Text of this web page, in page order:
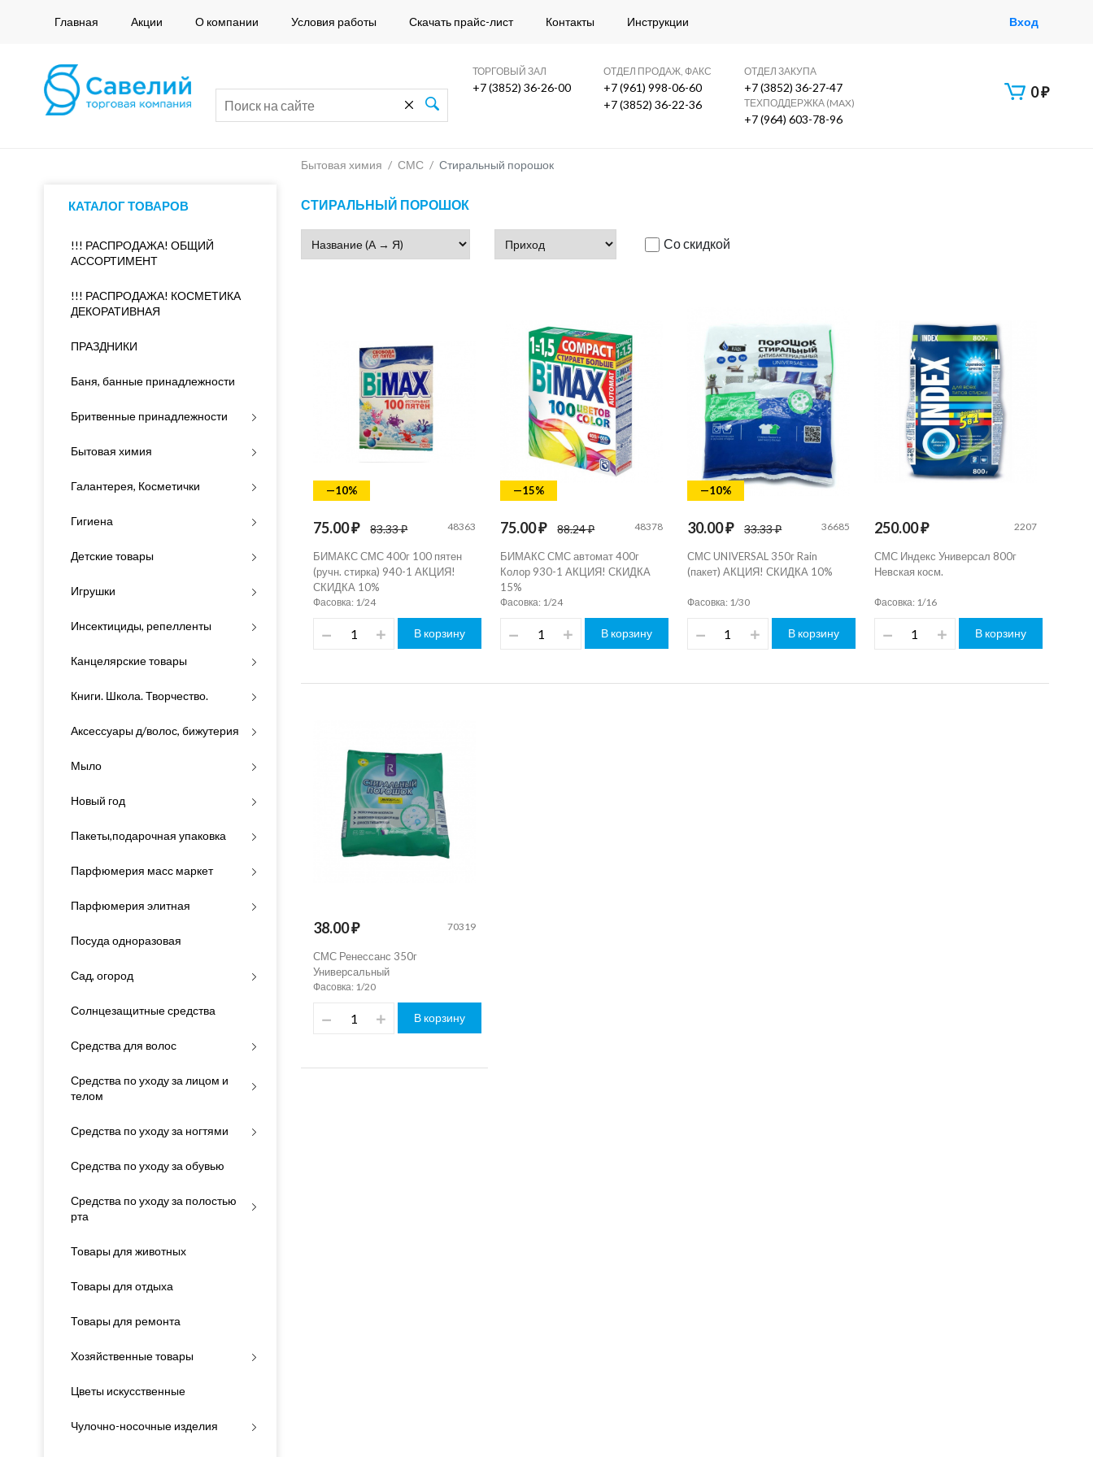
Главная Акции О компании Условия работы Скачать прайс-лист Контакты Инструкции Вход
ТОРГОВЫЙ ЗАЛ
+7 (3852) 36-26-00
ОТДЕЛ ПРОДАЖ, ФАКС
+7 (961) 998-06-60
+7 (3852) 36-22-36
ОТДЕЛ ЗАКУПА
+7 (3852) 36-27-47
ТЕХПОДДЕРЖКА (MAX)
+7 (964) 603-78-96
0₽
КАТАЛОГ ТОВАРОВ
!!! РАСПРОДАЖА! ОБЩИЙ
АССОРТИМЕНТ
!!! РАСПРОДАЖА! КОСМЕТИКА
ДЕКОРАТИВНАЯ
ПРАЗДНИКИ
Баня, банные принадлежности
Бритвенные принадлежности
Бытовая химия
Галантерея, Косметички
Гигиена
Детские товары
Игрушки
Инсектициды, репелленты
Канцелярские товары
Книги. Школа. Творчество.
Аксессуары д/волос, бижутерия
Мыло
Новый год
Пакеты,подарочная упаковка
Парфюмерия масс маркет
Парфюмерия элитная
Посуда одноразовая
Сад, огород
Солнцезащитные средства
Средства для волос
Средства по уходу за лицом и
телом
Средства по уходу за ногтями
Средства по уходу за обувью
Средства по уходу за полостью
рта
Товары для животных
Товары для отдыха
Товары для ремонта
Хозяйственные товары
Цветы искусственные
Чулочно-носочные изделия
Бытовая химия / СМС / Стиральный порошок
СТИРАЛЬНЫЙ ПОРОШОК
Со скидкой
—10%
75.00 ₽ 83.33 ₽ 48363
БИМАКС СМС 400г 100 пятен
(ручн. стирка) 940-1 АКЦИЯ!
СКИДКА 10%
Фасовка: 1/24
В корзину
—15%
75.00 ₽ 88.24 ₽ 48378
БИМАКС СМС автомат 400г
Колор 930-1 АКЦИЯ! СКИДКА
15%
Фасовка: 1/24
В корзину
—10%
30.00 ₽ 33.33 ₽ 36685
СМС UNIVERSAL 350г Rain
(пакет) АКЦИЯ! СКИДКА 10%
Фасовка: 1/30
В корзину
250.00 ₽ 2207
СМС Индекс Универсал 800г
Невская косм.
Фасовка: 1/16
В корзину
38.00 ₽ 70319
СМС Ренессанс 350г
Универсальный
Фасовка: 1/20
В корзину